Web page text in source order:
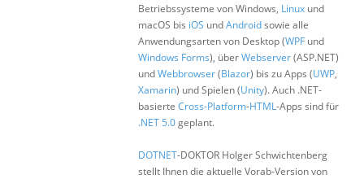
Betriebssysteme von Windows, Linux und
macOS bis iOS undAndroidsowie alle
Anwendungsarten von Desktop (WPF und
Windows Forms), überWebserver(ASP.NET)
undWebbrowser(Blazor) bis zu Apps (UWP,
Xamarin) und Spielen (Unity). Auch .NET-
basierte Cross-Platform-HTML-Apps sind für
.NET 5.0geplant.
DOTNET-DOKTOR Holger Schwichtenberg
stellt Ihnen die aktuelle Vorab-Version von